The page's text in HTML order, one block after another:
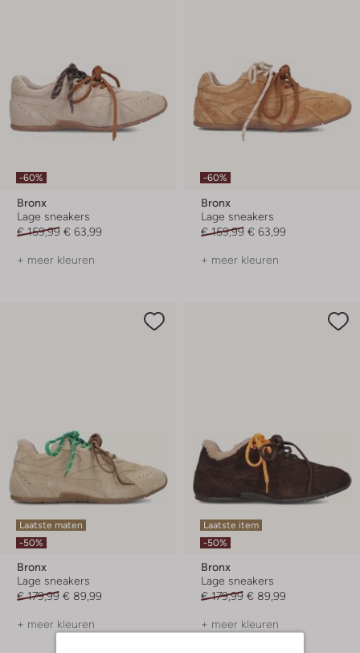
-60%
Bronx
Lage sneakers
€ 159,99 € 63,99
+ meer kleuren
-60%
Bronx
Lage sneakers
€ 159,99 € 63,99
+ meer kleuren
Laatste maten
-50%
Bronx
Lage sneakers
€ 179,99 € 89,99
+ meer kleuren
Laatste item
-50%
Bronx
Lage sneakers
€ 179,99 € 89,99
+ meer kleuren